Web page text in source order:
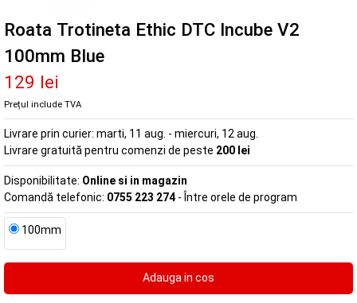
Roata Trotineta Ethic DTC Incube V2
100mm Blue
129 lei
Prețul include TVA
Livrare prin curier: marti, 11 aug. - miercuri, 12 aug.
Livrare gratuită pentru comenzi de peste 200 lei
Disponibilitate: Online si in magazin
Comandă telefonic: 0755 223 274 - Între orele de program
100mm